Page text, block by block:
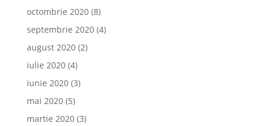
octombrie 2020(8)
septembrie 2020(4)
august 2020(2)
iulie 2020(4)
iunie 2020(3)
mai 2020(5)
martie 2020(3)